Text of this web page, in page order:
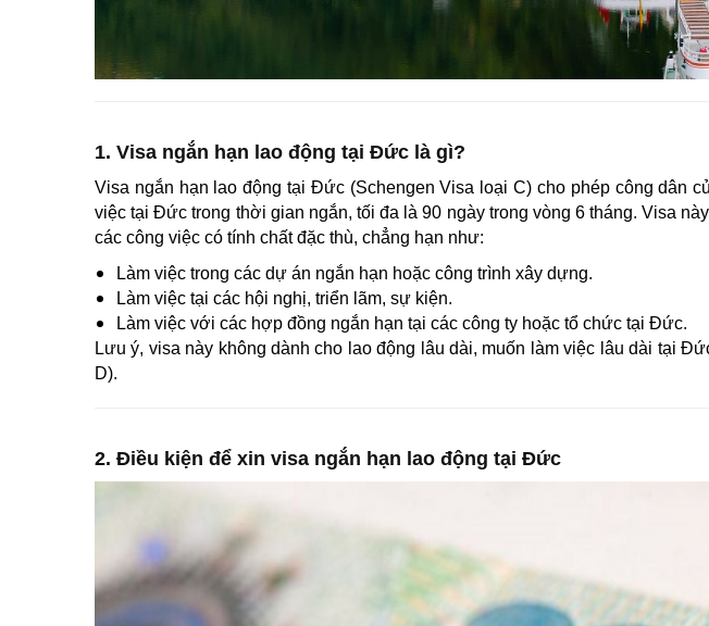
1. Visa ngắn hạn lao động tại Đức là gì?
Visa ngắn hạn lao động tại Đức (Schengen Visa loại C) cho phép công dân
việc tại Đức trong thời gian ngắn, tối đa là 90 ngày trong vòng 6 tháng. Visa
các công việc có tính chất đặc thù, chẳng hạn như:
Làm việc trong các dự án ngắn hạn hoặc công trình xây dựng.
Làm việc tại các hội nghị, triển lãm, sự kiện.
Làm việc với các hợp đồng ngắn hạn tại các công ty hoặc tổ chức tại Đức.
Lưu ý, visa này không dành cho lao động lâu dài, muốn làm việc lâu dài tại
D).
2. Điều kiện để xin visa ngắn hạn lao động tại Đức